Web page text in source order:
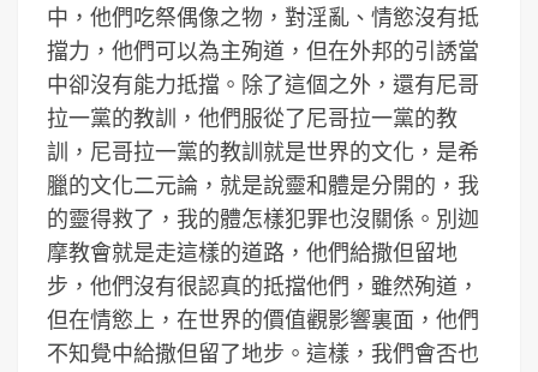
中，他們吃祭偶像之物，對淫亂、情慾沒有抵
擋力，他們可以為主殉道，但在外邦的引誘當
中卻沒有能力抵擋。除了這個之外，還有尼哥
拉一黨的教訓，他們服從了尼哥拉一黨的教
訓，尼哥拉一黨的教訓就是世界的文化，是希
臘的文化二元論，就是說靈和體是分開的，我
的靈得救了，我的體怎樣犯罪也沒關係。別迦
摩教會就是走這樣的道路，他們給撒但留地
步，他們沒有很認真的抵擋他們，雖然殉道，
但在情慾上，在世界的價值觀影響裏面，他們
不知覺中給撒但留了地步。這樣，我們會否也